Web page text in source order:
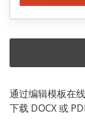
通过编辑模板在
下载 DOCX 或